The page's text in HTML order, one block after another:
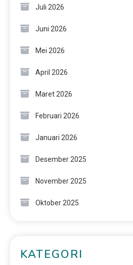
Juli 2026
Juni 2026
Mei 2026
April 2026
Maret 2026
Februari 2026
Januari 2026
Desember 2025
November 2025
Oktober 2025
KATEGORI